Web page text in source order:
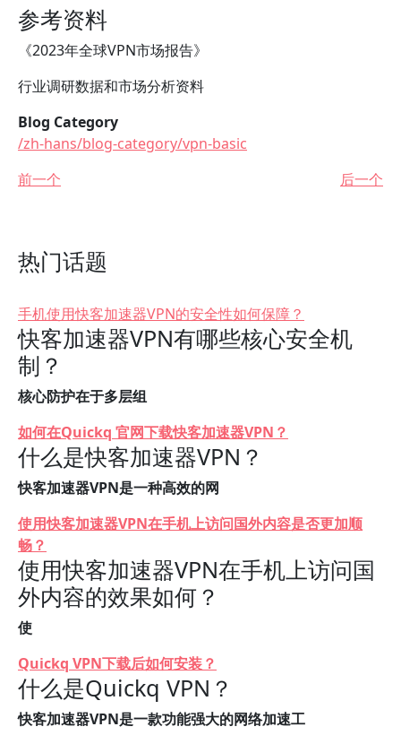
参考资料
《2023年全球VPN市场报告》
行业调研数据和市场分析资料
Blog Category
/zh-hans/blog-category/vpn-basic
前一个
后一个
热门话题
手机使用快客加速器VPN的安全性如何保障？
快客加速器VPN有哪些核心安全机
制？
核心防护在于多层组
如何在Quickq 官网下载快客加速器VPN？
什么是快客加速器VPN？
快客加速器VPN是一种高效的网
使用快客加速器VPN在手机上访问国外内容是否更加顺
畅？
使用快客加速器VPN在手机上访问国
外内容的效果如何？
使
Quickq VPN下载后如何安装？
什么是Quickq VPN？
快客加速器VPN是一款功能强大的网络加速工